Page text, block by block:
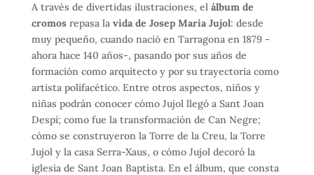
A través de divertidas ilustraciones, el álbum de
cromosrepasa lavida de Josep Maria Jujol: desde
muy pequeño, cuando nació en Tarragona en 1879 -
ahora hace 140 años-, pasando por sus años de
formación como arquitecto y por su trayectoria como
artista polifacético. Entre otros aspectos, niños y
niñas podrán conocer cómo Jujol llegó a Sant Joan
Despí; como fue la transformación de Can Negre;
cómo se construyeron la Torre de la Creu, la Torre
Jujol y la casa Serra-Xaus, o cómo Jujol decoró la
iglesia de Sant Joan Baptista. En el álbum, que consta